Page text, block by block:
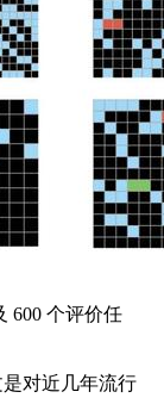
个评价任
对近几年流行